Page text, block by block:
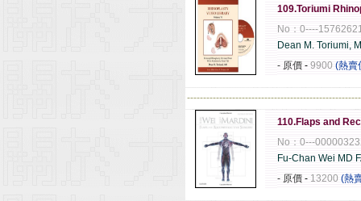
109.Toriumi
No：0----
Dean M. Toriumi,
- 原價 - 9900 (熱賣
110.Flaps and
No：0---
Fu-Chan Wei MD
- 原價 - 13200 (熱